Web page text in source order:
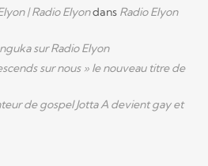
| Radio Elyondans Radio Elyon
sur Radio Elyon
sur nous » le nouveau titre de
de gospel Jotta A devient gay et